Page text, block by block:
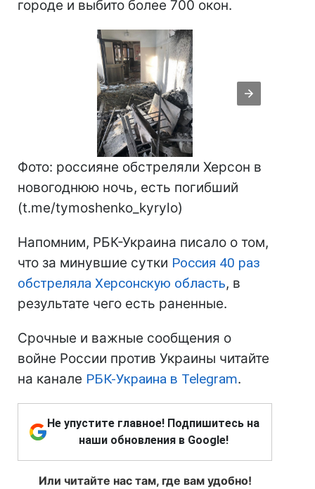
городе и выбито более 700 окон.
Фото: россияне обстреляли Херсон в
новогоднюю ночь, есть погибший
(t.me/tymoshenko_kyrylo)
Напомним, РБК-Украина писало о том,
что за минувшие сутки Россия 40 раз
обстреляла Херсонскую область, в
результате чего есть раненные.
Срочные и важные сообщения о
войне России против Украины читайте
на канале РБК-Украина в Telegram.
Не упустите главное! Подпишитесь на
наши обновления в Google!
Или читайте нас там, где вам удобно!